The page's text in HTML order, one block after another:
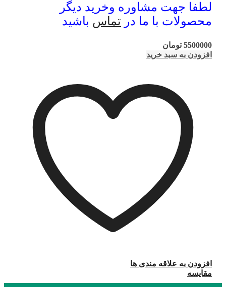
لطفا جهت مشاوره وخرید دیگر
محصولات با ما در تماس باشید
5500000 تومان
افزودن به سبد خرید
افزودن به علاقه مندی ها
مقایسه